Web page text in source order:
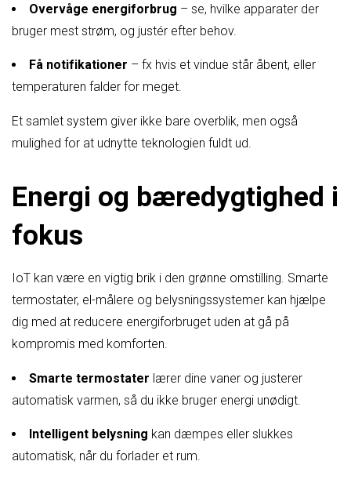
Overvåge energiforbrug – se, hvilke apparater der
bruger mest strøm, og justér efter behov.
Få notifikationer – fx hvis et vindue står åbent, eller
temperaturen falder for meget.
Et samlet system giver ikke bare overblik, men også
mulighed for at udnytte teknologien fuldt ud.
Energi og bæredygtighed i
fokus
IoT kan være en vigtig brik i den grønne omstilling. Smarte
termostater, el-målere og belysningssystemer kan hjælpe
dig med at reducere energiforbruget uden at gå på
kompromis med komforten.
Smarte termostater lærer dine vaner og justerer
automatisk varmen, så du ikke bruger energi unødigt.
Intelligent belysning kan dæmpes eller slukkes
automatisk, når du forlader et rum.